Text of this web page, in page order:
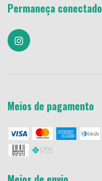
Permaneça conectado
Meios de pagamento